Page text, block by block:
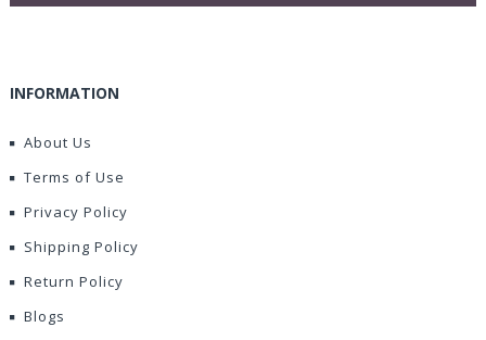
INFORMATION
About Us
Terms of Use
Privacy Policy
Shipping Policy
Return Policy
Blogs